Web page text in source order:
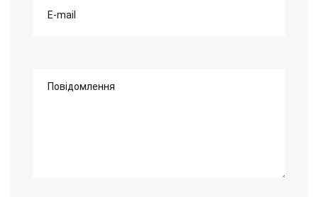
E-mail
Повідомлення